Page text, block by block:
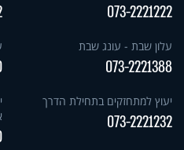
073-2221222
עלון שבת - עונג שבת
073-2221388
יעוץ למתחזקים בתחילת הדרך
073-2221232